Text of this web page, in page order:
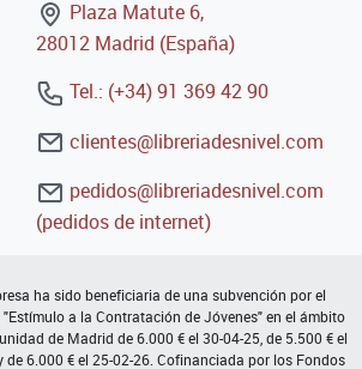
Plaza Matute 6,
28012 Madrid (España)
Tel.: (+34) 91 369 42 90
clientes@libreriadesnivel.com
pedidos@libreriadesnivel.com
(pedidos de internet)
ha sido beneficiaria de una subvención por el
a la Contratación de Jóvenes" en el ámbito
de Madrid de 6.000 € el 30-04-25, de 5.500 € el
de 6.000 € el 25-02-26. Cofinanciada por los Fondos